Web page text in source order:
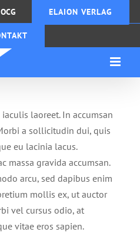
OCG ELAION VERLAG
laoreet. In accumsan
a sollicitudin dui, quis
eu lacinia lacus.
massa gravida accumsan.
arcu, sed dapibus enim
mollis ex, ut auctor
vel cursus odio, at
vitae eros sapien.